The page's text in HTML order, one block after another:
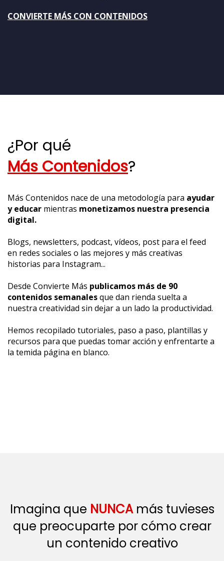
CONVIERTE MÁS CON CONTENIDOS
¿Por qué
Más Contenidos?
Más Contenidos nace de una metodología para ayudar
y educar mientras monetizamos nuestra presencia
digital.
Blogs, newsletters, podcast, vídeos, post para el feed
en redes sociales o las mejores y más creativas
historias para Instagram...
Desde Convierte Más publicamos más de 90
contenidos semanalesque dan rienda suelta a
nuestra creatividad sin dejar a un lado la productividad.
Hemos recopilado tutoriales, paso a paso, plantillas y
recursos para que puedas tomar acción y enfrentarte a
la temida página en blanco.
Imagina que NUNCAmás tuvieses
que preocuparte por cómo crear
un contenido creativo